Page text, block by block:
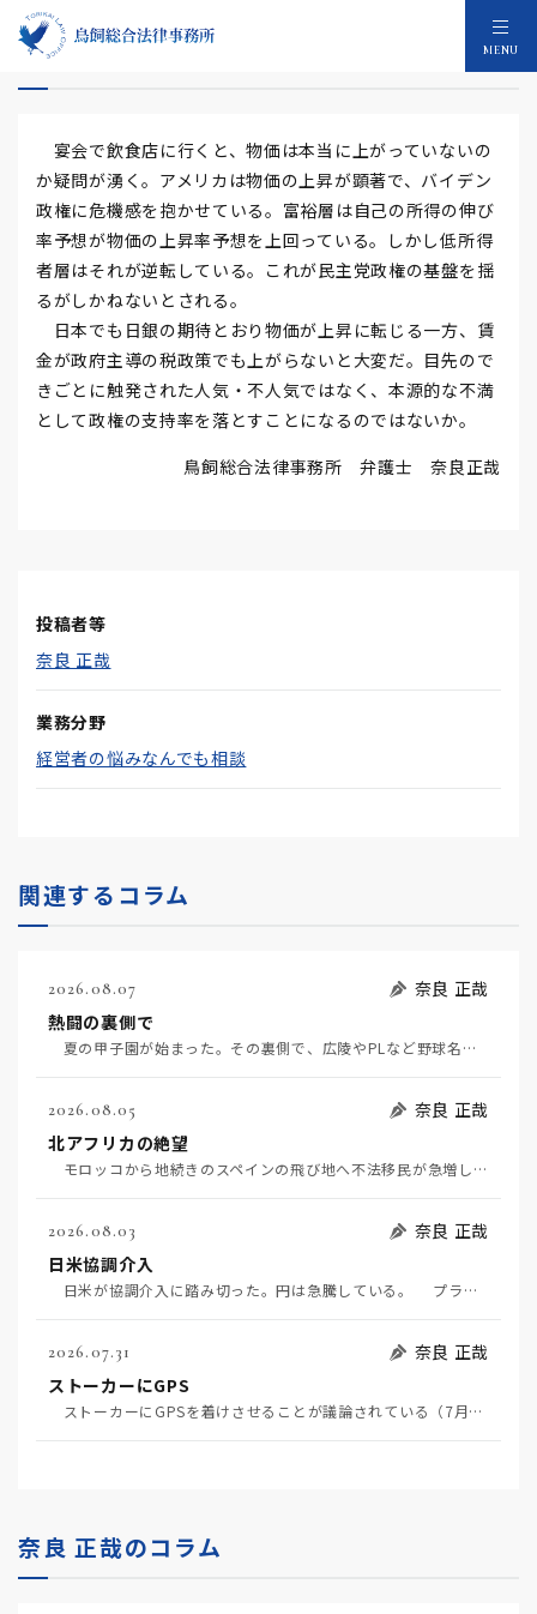
MENU
物価は本当に上がっていないのか
宴会で飲食店に行くと、物価は本当に上がっていないの
か疑問が湧く。アメリカは物価の上昇が顕著で、バイデン
政権に危機感を抱かせている。富裕層は自己の所得の伸び
率予想が物価の上昇率予想を上回っている。しかし低所得
者層はそれが逆転している。これが民主党政権の基盤を揺
るがしかねないとされる。
日本でも日銀の期待とおり物価が上昇に転じる一方、賃
金が政府主導の税政策でも上がらないと大変だ。目先ので
きごとに触発された人気・不人気ではなく、本源的な不満
として政権の支持率を落とすことになるのではないか。
鳥飼総合法律事務所 弁護士 奈良正哉
投稿者等
奈良 正哉
業務分野
経営者の悩みなんでも相談
関連するコラム
2026.08.07
奈良 正哉
熱闘の裏側で
夏の甲子園が始まった。その裏側で、広陵やPLなど野球名門校（だった）の不祥事のその後について、「熱…
2026.08.05
奈良 正哉
北アフリカの絶望
モロッコから地続きのスペインの飛び地へ不法移民が急増していて、当地の大問題となっている。「海を泳い…
2026.08.03
奈良 正哉
日米協調介入
日米が協調介入に踏み切った。円は急騰している。 プラザ合意以降、協調介入は為替相場の転機になって…
2026.07.31
奈良 正哉
ストーカーにGPS
ストーカーにGPSを着けさせることが議論されている（7月29日日経）。反対派は「ストーカーにも人権…
奈良 正哉のコラム